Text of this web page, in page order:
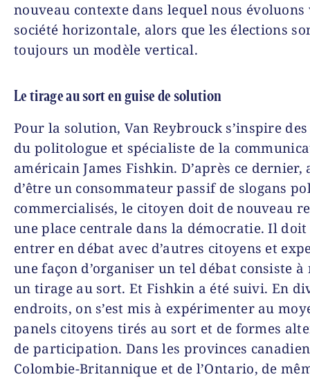
nouveau contexte dans lequel nous évoluons
société horizontale, alors que les élections
toujours un modèle vertical.
Le tirage au sort en guise de solution
Pour la solution, Van Reybrouck s’inspire
du politologue et spécialiste de la
américain James Fishkin. D’après ce dernier,
d’être un consommateur passif de slogans
commercialisés, le citoyen doit de nouveau
une place centrale dans la démocratie. Il
entrer en débat avec d’autres citoyens et
une façon d’organiser un tel débat consiste
un tirage au sort. Et Fishkin a été suivi. En
endroits, on s’est mis à expérimenter au
panels citoyens tirés au sort et de formes
de participation. Dans les provinces
Colombie-Britannique et de l’Ontario, de